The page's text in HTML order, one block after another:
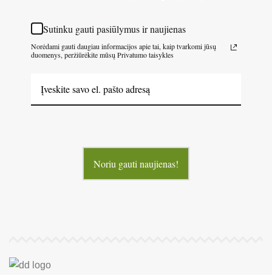
Sutinku gauti pasiūlymus ir naujienas
Norėdami gauti daugiau informacijos apie tai, kaip tvarkomi jūsų
duomenys, peržiūrėkite mūsų Privatumo taisykles
Noriu gauti naujienas!